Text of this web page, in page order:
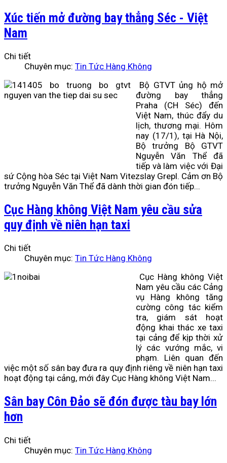
Xúc tiến mở đường bay thẳng Séc - Việt
Nam
Chi tiết
Chuyên mục: Tin Tức Hàng Không
Bộ GTVT ủng hộ mở
đường bay thẳng
Praha (CH Séc) đến
Việt Nam, thúc đẩy du
lịch, thương mại. Hôm
nay (17/1), tại Hà Nội,
Bộ trưởng Bộ GTVT
Nguyễn Văn Thể đã
tiếp và làm việc với Đại
sứ Cộng hòa Séc tại Việt Nam Vitezslay Grepl. Cảm ơn Bộ
trưởng Nguyễn Văn Thể đã dành thời gian đón tiếp...
Cục Hàng không Việt Nam yêu cầu sửa
quy định về niên hạn taxi
Chi tiết
Chuyên mục: Tin Tức Hàng Không
Cục Hàng không Việt
Nam yêu cầu các Cảng
vụ Hàng không tăng
cường công tác kiểm
tra, giám sát hoạt
động khai thác xe taxi
tại cảng để kịp thời xử
lý các vướng mắc, vi
phạm. Liên quan đến
việc một số sân bay đưa ra quy định riêng về niên hạn taxi
hoạt động tại cảng, mới đây Cục Hàng không Việt Nam...
Sân bay Côn Đảo sẽ đón được tàu bay lớn
hơn
Chi tiết
Chuyên mục: Tin Tức Hàng Không